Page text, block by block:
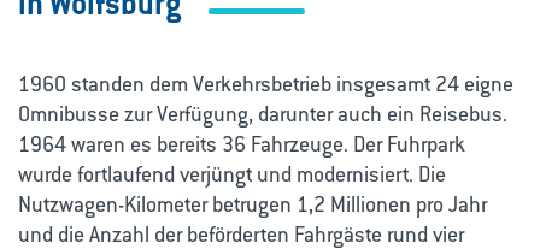
1960 standen dem Verkehrsbetrieb insgesamt 24 eigne
Omnibusse zur Verfügung, darunter auch ein Reisebus.
1964 waren es bereits 36 Fahrzeuge. Der Fuhrpark
wurde fortlaufend verjüngt und modernisiert. Die
Nutzwagen-Kilometer betrugen 1,2 Millionen pro Jahr
und die Anzahl der beförderten Fahrgäste rund vier